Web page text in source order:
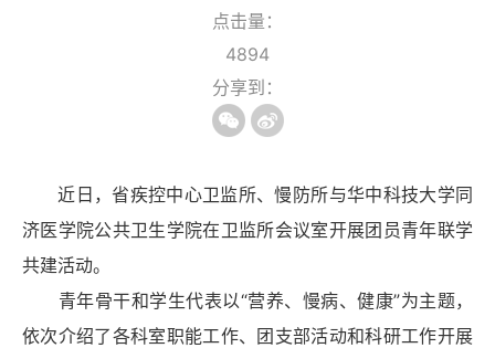
点击量：
4894
分享到：
近日，省疾控中心卫监所、慢防所与华中科技大学同
济医学院公共卫生学院在卫监所会议室开展团员青年联学
共建活动。
青年骨干和学生代表以“营养、慢病、健康”为主题，
依次介绍了各科室职能工作、团支部活动和科研工作开展